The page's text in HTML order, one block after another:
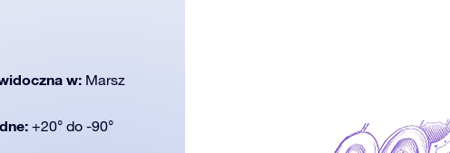
w: Marsz
+20° do -90°